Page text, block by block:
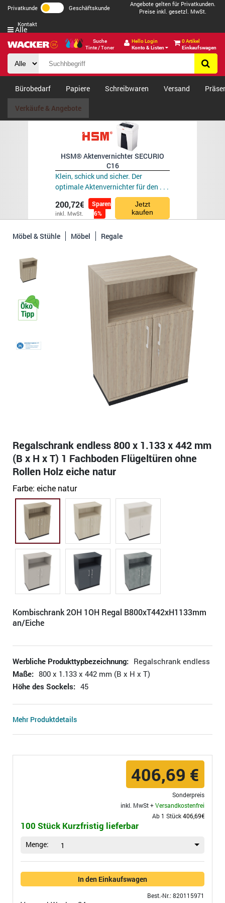
Privatkunde Geschäftskunde
Angebote gelten für Privatkunden.
Preise inkl. gesetzl. MwSt.
Kontakt
Suche
Tinte / Toner
Hello Login
Konto & Listen
0 Artikel
Einkaufswagen
Alle
Bürobedarf Papiere Schreibwaren Versand
Verkäufe & Angebote
HSM® Aktenvernichter SECURIO
C16
Klein, schick und sicher. Der
optimale Aktenvernichter für den . . .
200,72€
inkl. MwSt.
Sparen
6%
Jetzt
kaufen
Möbel & Stühle Möbel Regale
Regalschrank endless 800 x 1.133 x 442 mm
(B x H x T) 1 Fachboden Flügeltüren ohne
Rollen Holz eiche natur
Farbe: eiche natur
Kombischrank 2OH 1OH Regal B800xT442xH1133mm
an/Eiche
Werbliche Produkttypbezeichnung: Regalschrank endless
Maße: 800 x 1.133 x 442 mm (B x H x T)
Höhe des Sockels: 45
Mehr Produktdetails
406,69 €
Sonderpreis
inkl. MwSt +Versandkostenfrei
Ab 1 Stück406,69€
100 Stück Kurzfristig lieferbar
Menge: 1
In den Einkaufswagen
Best.-Nr.: 820115971